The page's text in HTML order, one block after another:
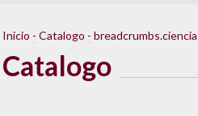
Inicio - Catalogo -
Catalogo